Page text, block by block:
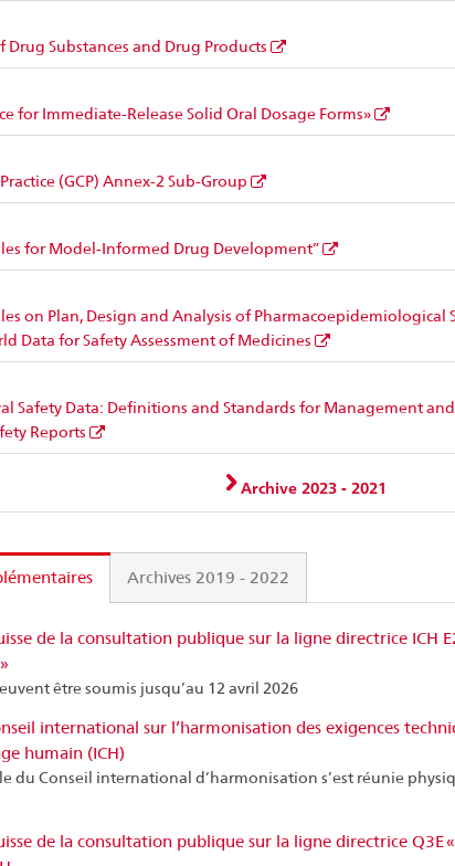
Drug Substances and Drug Products
for Immediate-Release Solid Oral Dosage Forms»
(GCP) Annex-2 Sub-Group
for Model-Informed Drug Development”
on Plan, Design and Analysis of Pharmacoepidemiological
Data for Safety Assessment of Medicines
Safety Data: Definitions and Standards for Management
Reports
Archive 2023 - 2021
Archives 2019 - 2022
de la consultation publique sur la ligne directrice ICH
être soumis jusqu’au 12 avril 2026
international sur l’harmonisation des exigences
humain (ICH)
du Conseil international d’harmonisation s’est réunie
de la consultation publique sur la ligne directrice Q3E